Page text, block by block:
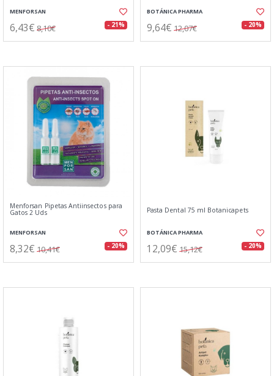
MENFORSAN
6,43€ 8,10€ - 21%
BOTÁNICA PHARMA
9,64€ 12,07€ - 20%
Menforsan Pipetas Antiinsectos para
Gatos 2 Uds
MENFORSAN
8,32€ 10,41€ - 20%
Pasta Dental 75 ml Botanicapets
BOTÁNICA PHARMA
12,09€ 15,12€ - 20%